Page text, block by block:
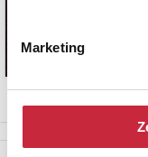
Marketing